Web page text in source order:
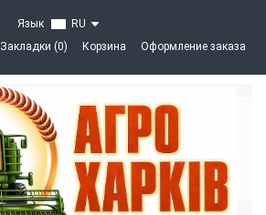
Язык
RU
Закладки (0) Корзина Оформление заказа